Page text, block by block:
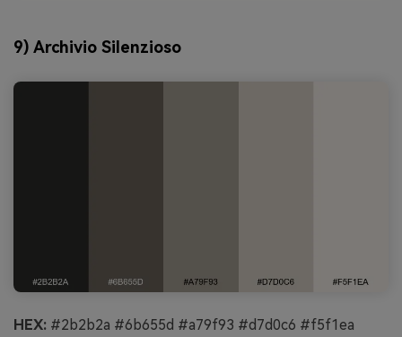
9) Archivio Silenzioso
HEX: #2b2b2a #6b655d #a79f93 #d7d0c6 #f5f1ea